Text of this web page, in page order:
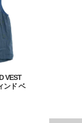
VEST
ンド ベ